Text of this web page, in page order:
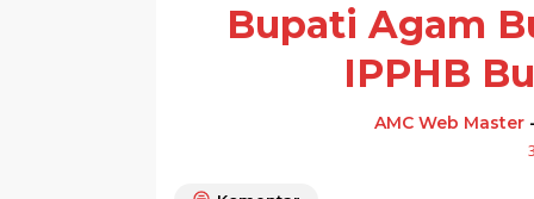
Bupati Agam
IPPHB
AMC Web Master